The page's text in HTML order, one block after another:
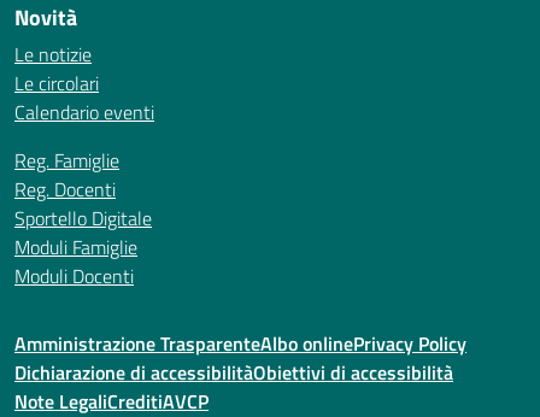
Novità
Le notizie
Le circolari
Calendario eventi
Reg. Famiglie
Reg. Docenti
Sportello Digitale
Moduli Famiglie
Moduli Docenti
Amministrazione TrasparenteAlbo onlinePrivacy Policy
Dichiarazione di accessibilitàObiettivi di accessibilità
Note LegaliCreditiAVCP